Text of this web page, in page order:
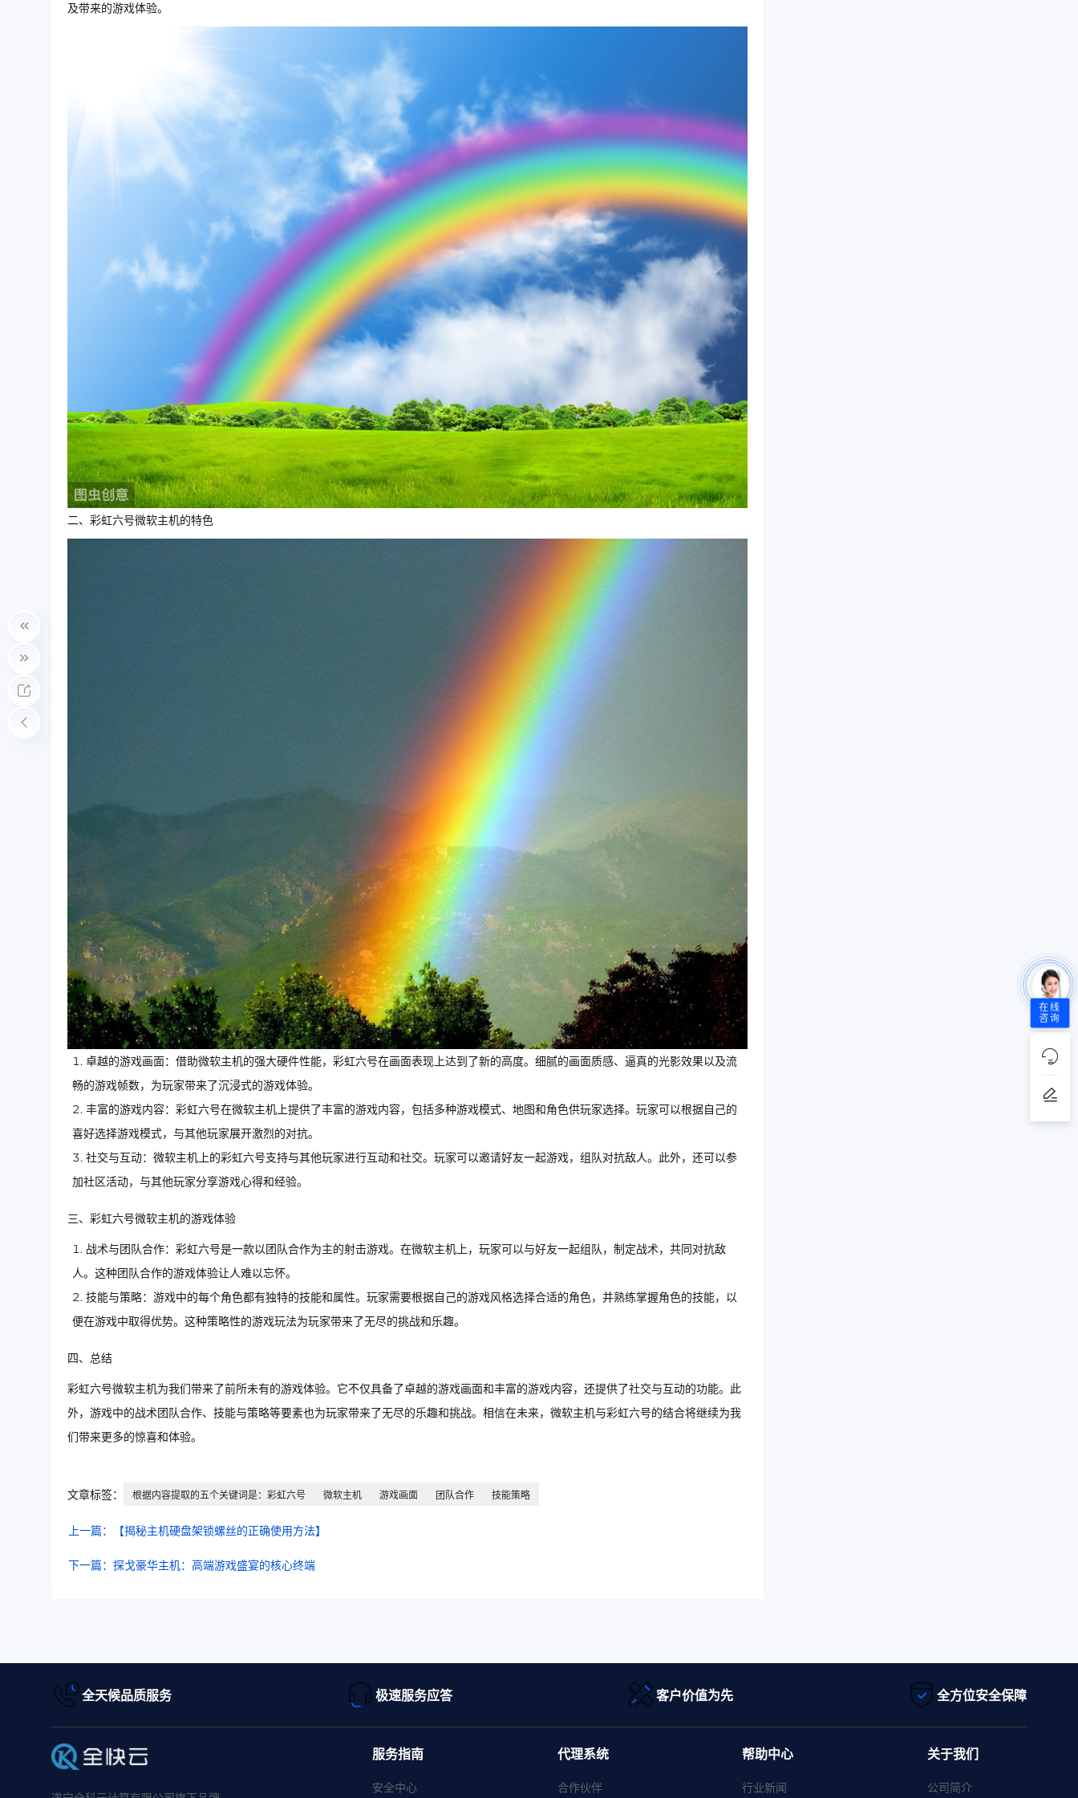
及带来的游戏体验。
二、彩虹六号微软主机的特色
卓越的游戏画面：借助微软主机的强大硬件性能，彩虹六号在画面表现上达到了新的高度。细腻的画面质感、逼真的光影效果以及流
畅的游戏帧数，为玩家带来了沉浸式的游戏体验。
丰富的游戏内容：彩虹六号在微软主机上提供了丰富的游戏内容，包括多种游戏模式、地图和角色供玩家选择。玩家可以根据自己的
喜好选择游戏模式，与其他玩家展开激烈的对抗。
社交与互动：微软主机上的彩虹六号支持与其他玩家进行互动和社交。玩家可以邀请好友一起游戏，组队对抗敌人。此外，还可以参
加社区活动，与其他玩家分享游戏心得和经验。
三、彩虹六号微软主机的游戏体验
战术与团队合作：彩虹六号是一款以团队合作为主的射击游戏。在微软主机上，玩家可以与好友一起组队，制定战术，共同对抗敌
人。这种团队合作的游戏体验让人难以忘怀。
技能与策略：游戏中的每个角色都有独特的技能和属性。玩家需要根据自己的游戏风格选择合适的角色，并熟练掌握角色的技能，以
便在游戏中取得优势。这种策略性的游戏玩法为玩家带来了无尽的挑战和乐趣。
四、总结
彩虹六号微软主机为我们带来了前所未有的游戏体验。它不仅具备了卓越的游戏画面和丰富的游戏内容，还提供了社交与互动的功能。此
外，游戏中的战术团队合作、技能与策略等要素也为玩家带来了无尽的乐趣和挑战。相信在未来，微软主机与彩虹六号的结合将继续为我
们带来更多的惊喜和体验。
文章标签： 根据内容提取的五个关键词是：彩虹六号 微软主机 游戏画面 团队合作 技能策略
上一篇：【揭秘主机硬盘架锁螺丝的正确使用方法】
下一篇：探戈豪华主机：高端游戏盛宴的核心终端
全天候品质服务 极速服务应答 客户价值为先 全方位安全保障
服务指南
安全中心
代理系统
合作伙伴
帮助中心
行业新闻
关于我们
公司简介
在线
咨询